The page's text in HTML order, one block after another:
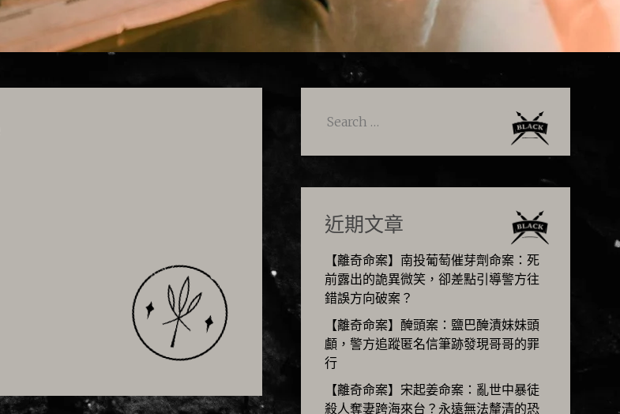
Search
近期文章
【離奇命案】南投葡萄催芽劑命案：死
前露出的詭異微笑，卻差點引導警方往
錯誤方向破案？
【離奇命案】醃頭案：鹽巴醃漬妹妹頭
顱，警方追蹤匿名信筆跡發現哥哥的罪
行
【離奇命案】宋起姜命案：亂世中暴徒
殺人奪妻跨海來台？永遠無法釐清的恐